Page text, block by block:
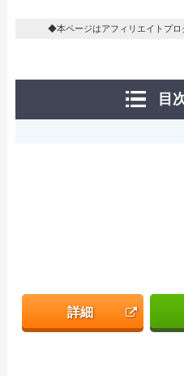
◆本ページはアフィリエイトプロ
目
詳細